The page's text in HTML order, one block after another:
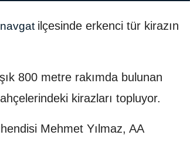
ilçesinde erkenci tür kirazın
800 metre rakımda bulunan
kirazları topluyor.
Mehmet Yılmaz, AA